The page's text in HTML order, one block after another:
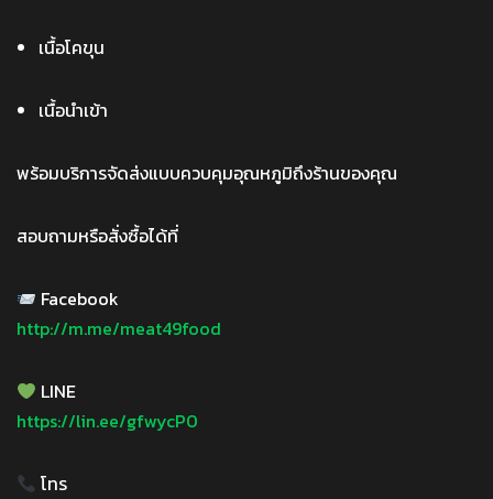
เนื้อโคขุน
เนื้อนำเข้า
พร้อมบริการจัดส่งแบบควบคุมอุณหภูมิถึงร้านของคุณ
สอบถามหรือสั่งซื้อได้ที่
Facebook
http://m.me/meat49food
LINE
https://lin.ee/gfwycP0
โทร